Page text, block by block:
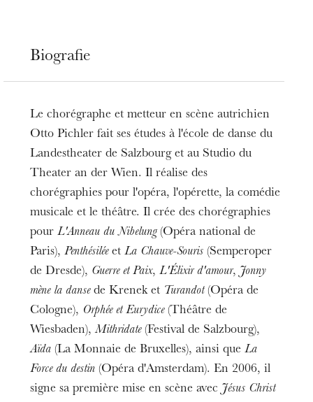
Biografie
Le chorégraphe et metteur en scène autrichien
Otto Pichler fait ses études à l'école de danse du
Landestheater de Salzbourg et au Studio du
Theater an der Wien. Il réalise des
chorégraphies pour l'opéra, l'opérette, la comédie
musicale et le théâtre. Il crée des chorégraphies
pourL'Anneau du Nibelung(Opéra national de
Paris),PenthésiléeetLa Chauve-Souris (Semperoper
de Dresde), Guerre et Paix,L'Élixir d'amour, Jonny
mène la dansede Krenek et Turandot(Opéra de
Cologne), Orphée et Eurydice(Théâtre de
Wiesbaden),Mithridate(Festival de Salzbourg),
Aïda (La Monnaie de Bruxelles), ainsi queLa
Force du destin (Opéra d'Amsterdam). En 2006, il
signe sa première mise en scène avec Jésus Christ